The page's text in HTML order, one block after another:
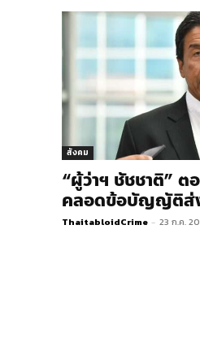
สังคม
“ผู้ว่าฯ ชัชชาติ” ต
คลอดข้อบัญญัติส่
ThaitabloidCrime - 23 ก.ค.